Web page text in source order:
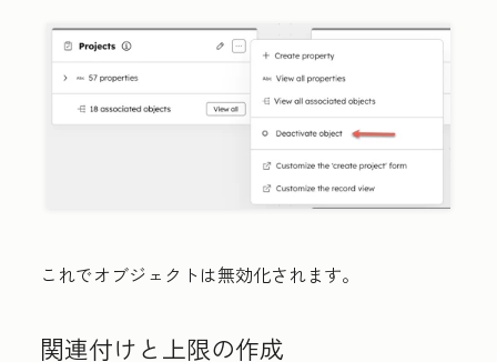
これでオブジェクトは無効化されます。
関連付けと上限の作成